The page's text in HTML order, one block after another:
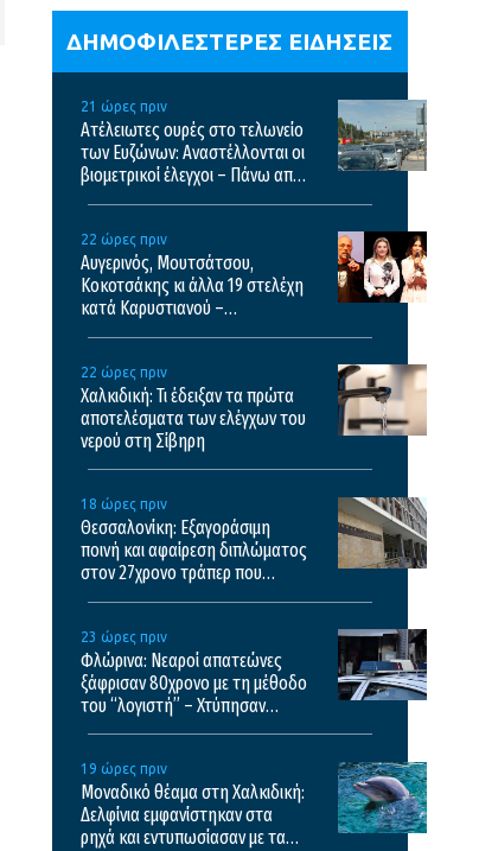
ΔΗΜΟΦΙΛΕΣΤΕΡΕΣ ΕΙΔΗΣΕΙΣ
21 ώρες πριν
Ατέλειωτες ουρές στο τελωνείο
των Ευζώνων: Αναστέλλονται οι
βιομετρικοί έλεγχοι – Πάνω από
22 ώρες πριν
Αυγερινός, Μουτσάτσου,
Κοκοτσάκης κι άλλα 19 στελέχη
κατά Καρυστιανού –
σε περιορισμένο κύκλο”
22 ώρες πριν
Χαλκιδική: Τι έδειξαν τα πρώτα
αποτελέσματα των ελέγχων του
νερού στη Σίβηρη
18 ώρες πριν
Θεσσαλονίκη: Εξαγοράσιμη
ποινή και αφαίρεση διπλώματος
στον 27χρονο τράπερ που
23 ώρες πριν
Φλώρινα: Νεαροί απατεώνες
ξάφρισαν 80χρονο με τη μέθοδο
του “λογιστή” – Χτύπησαν
19 ώρες πριν
Μοναδικό θέαμα στη Χαλκιδική:
Δελφίνια εμφανίστηκαν στα
ρηχά και εντυπωσίασαν με τα